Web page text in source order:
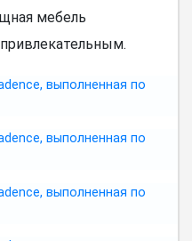
мебель